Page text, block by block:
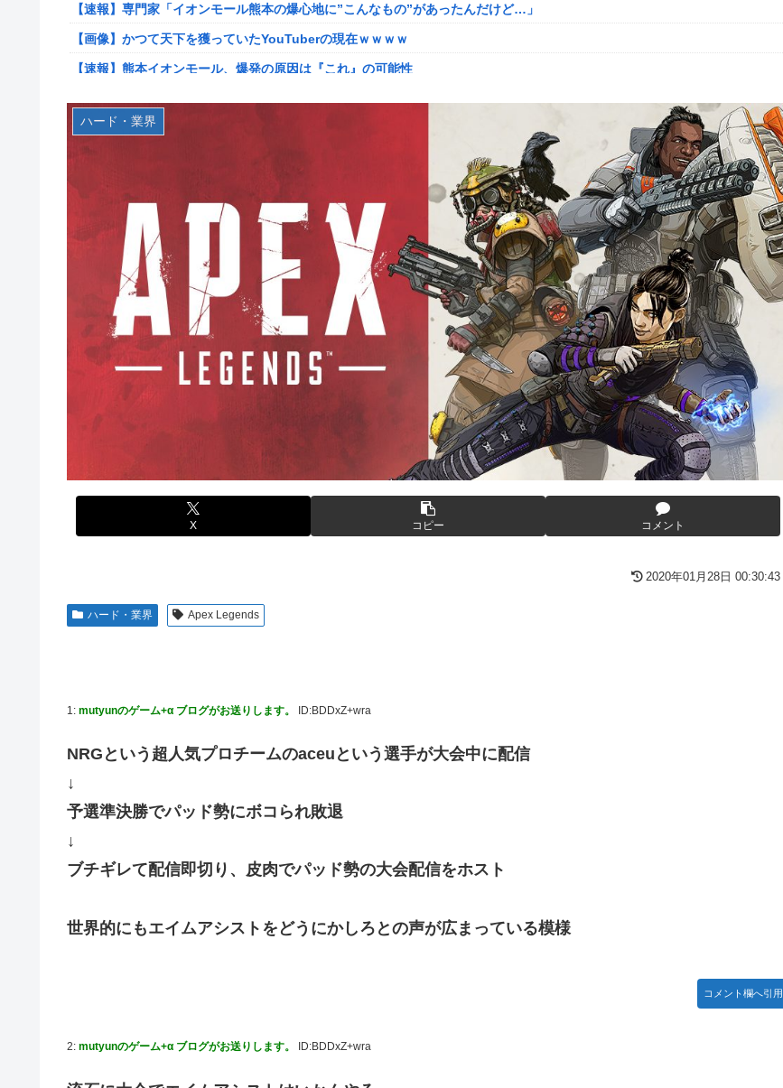
【画像】コスプレイヤーが死ぬ気で痩せた結果ｗｗｗｗ
【ROBOT魂】 88,000のミーティアが二次も即完売なの大人気すぎる…
ブラッドボーン全クリしたんだが
【画像】田中みな実さん、妊娠中とは思えないヒール姿で登場してしまう
ワイ手取り15万正社員→副業でウーバーやってるんやが金がない
株式投資、若年男性の自信喪失の原因に-6割超が「人生の敗者」自認
【緊急】お笑いジャングルポケット斉藤慎二被告に懲役7年の求刑←これ…
【ウマ娘】セイちゃんの攻撃力を見よ！！！
【悲報】人気配信者「はっきり言う、ジャングリア沖縄ほんとーーーーーーーーにおもんない！！！！」→炎上
海外「全部日本の真似だったのか…」 日本の普通のテレビ番組が最新SNSの数十年先を行っていたと話題に
【艦これ】これがラ級ちゃんの水着modeか・・・！
ぐらんぶる Season 3 第5話 感想：耕平がタレントの替え玉に！奇行にはちゃんと意味があった！
【ウマ娘】セイちゃんの攻撃力を見よ！！！
【画像】島田フミカネ先生、ひたすらエッチな絵を上げ続ける存在になってしまう
【ウマ娘】（悲報）ナイスネイチャ、討ち取られる
【画像あり】ワイ、今更SSSS.GRIDMANを観賞するも面白過ぎて今まで観てなかったを後悔する…
【〈物語〉シリーズ】セガ「忍野忍」「斧乃木余接」プライズフィギュア【彩色原型公開】
連合のモルモット部隊の部隊長になりました 第45話
【デレマス】 橘ありす「あなたの瞳には」
【艦これ】 募：ヴィスビィの触媒
やるやらでっきーのクラス転移ダンジョンサバイバル・闇鍋あんこ仕立て 第45話
【画像】『金田一少年の事件簿』で好きな死体ランキング１位がこちら！
やる夫のダンジョン運営記180-おまけ31 埋めネタ「17話舞台裏2 土産物市・当日」
【ウマ娘】夜に食べるアイスおいち！「きーん」ってするち。
積水ハウス「地面師に55億円騙し取られた…」ワイ「はえーかわいそう…会社滅茶苦茶やろなぁ」
【速報】専門家「イオンモール熊本の爆心地に”こんなもの”があったんだけど…」
【画像】かつて天下を獲っていたYouTuberの現在ｗｗｗｗ
【速報】熊本イオンモール、爆発の原因は『これ』の可能性
【悲報】有名漫画家、がんを公表「大腸癌になってしまいました。肝臓に転移も見られてステージ4です」
伊勢鈴蘭さん、コカ・コーラ愛を全力アピール！
無期懲役、去年の仮釈放わずか４人…もう実質終身刑だった
【画像】田中みな実さん、妊娠中とは思えないヒール姿で登場してしまう
【画像】令和最新版のあのちゃん、可愛過ぎてワイらにブッ刺さりまくりw w w w w w
【画像】日焼け口リの締まったお尻っていいよね！ｗｗｗｗｗ
熊本･八代港で自衛隊の「病院船」が医療提供開始、診察と薬剤処方…被災者向け大浴場も！
【悲報】コメ農家「高市総理には愛想尽かした」売値は生産原価の半分以下に…肥料代や燃料代は高騰「今年でやめる」農家
【悲報】かつての「快楽天」が微妙になったわけｗｗｗｗｗ
【有能】政府「トラックはサービスエリア利用有料化すればサボらず走るし流問題解決じゃね？」
今季もタイトル獲得を目指すFC町田ゼルビア黒田剛監督が抱負を語る
ハード・業界
X コピー コメント
2020年01月28日 00:30:43
ハード・業界 Apex Legends
1: mutyunのゲーム+α ブログがお送りします。 ID:BDDxZ+wra
NRGという超人気プロチームのaceuという選手が大会中に配信
↓
予選準決勝でパッド勢にボコられ敗退
↓
ブチギレて配信即切り、皮肉でパッド勢の大会配信をホスト
世界的にもエイムアシストをどうにかしろとの声が広まっている模様
コメント欄へ引用
2: mutyunのゲーム+α ブログがお送りします。 ID:BDDxZ+wra